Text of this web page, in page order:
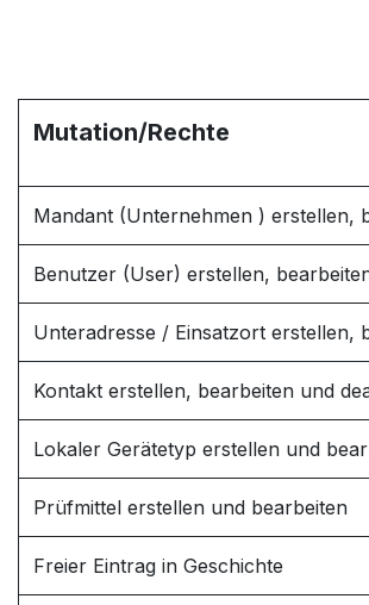
Mutation/Rechte
Mandant (Unternehmen ) erstellen,
Benutzer (User) erstellen,
Unteradresse / Einsatzort erstellen,
Kontakt erstellen, bearbeiten und
Lokaler Gerätetyp erstellen und
Prüfmittel erstellen und bearbeiten
Freier Eintrag in Geschichte